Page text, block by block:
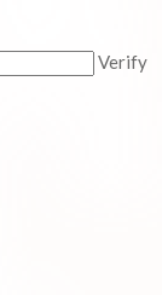
Verify